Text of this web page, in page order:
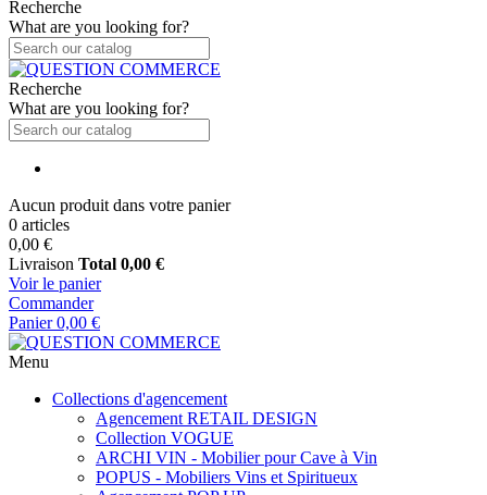
Recherche
What are you looking for?
Recherche
What are you looking for?
Aucun produit dans votre panier
0 articles
0,00 €
Livraison Total 0,00 €
Voir le panier
Commander
Panier 0,00 €
Menu
Collections d'agencement
Agencement RETAIL DESIGN
Collection VOGUE
ARCHI VIN - Mobilier pour Cave à Vin
POPUS - Mobiliers Vins et Spiritueux